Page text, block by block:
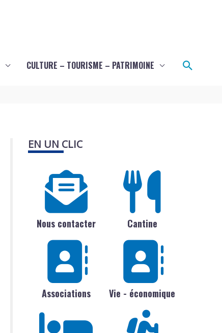
CULTURE – TOURISME – PATRIMOINE
EN UN CLIC
Nous contacter Cantine
Associations Vie - économique